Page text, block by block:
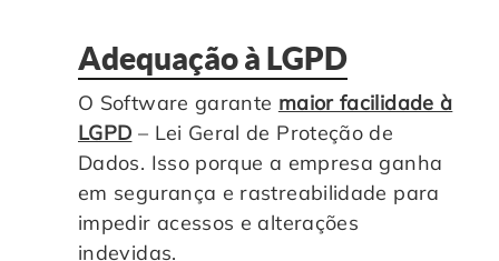
Adequação à LGPD
O Software garante maior facilidade à
LGPD – Lei Geral de Proteção de
Dados. Isso porque a empresa ganha
em segurança e rastreabilidade para
impedir acessos e alterações
indevidas.